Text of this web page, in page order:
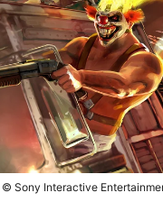
© Sony Interactive